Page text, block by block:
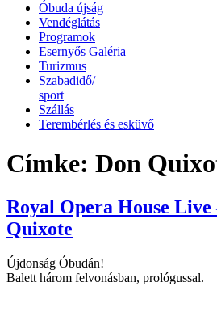
Óbuda újság
Vendéglátás
Programok
Esernyős Galéria
Turizmus
Szabadidő/
sport
Szállás
Terembérlés és esküvő
Címke: Don
Royal Opera House
Quixote
Újdonság Óbudán!
Balett három felvonásban, prológussal.